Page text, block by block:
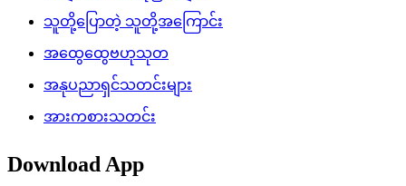
သူတို့ပြောတဲ့ သူတို့အကြောင်း
အထွေထွေဗဟုသုတ
အနုပညာရှင်သတင်းများ
အားကစားသတင်း
Download App